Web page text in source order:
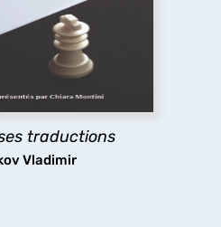
traductions
Vladimir
présente la pensée et les
de Nabokov, leur
jusqu’à la défense
une position extrême et